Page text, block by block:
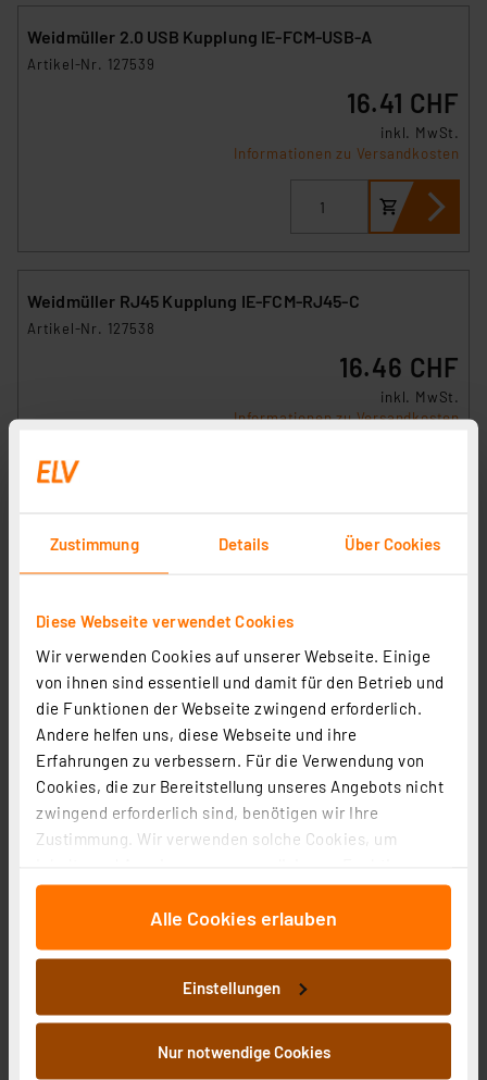
Zustimmung Details Über Cookies
Diese Webseite verwendet Cookies
Wir verwenden Cookies auf unserer Webseite. Einige
von ihnen sind essentiell und damit für den Betrieb und
die Funktionen der Webseite zwingend erforderlich.
Andere helfen uns, diese Webseite und ihre
Erfahrungen zu verbessern. Für die Verwendung von
Cookies, die zur Bereitstellung unseres Angebots nicht
zwingend erforderlich sind, benötigen wir Ihre
Zustimmung. Wir verwenden solche Cookies, um
für soziale Medien anbieten zu können und die Zugriffe
auf unsere Website zu analysieren. Außerdem geben
wir Informationen zu Ihrer Verwendung unserer Website
an unsere Partner für soziale Medien, Werbung und
Analysen weiter. Unsere Partner führen diese
Informationen möglicherweise mit weiteren Daten
zusammen, die Sie ihnen bereitgestellt haben oder die
sie im Rahmen Ihrer Nutzung der Dienste gesammelt
Alle Cookies erlauben
Einstellungen
Nur notwendige Cookies
Weidmüller 2.0 USB Kupplung IE-FCM-USB-A
Artikel-Nr. 127539
16.41 CHF
inkl. MwSt.
Informationen zu Versandkosten
Weidmüller RJ45 Kupplung IE-FCM-RJ45-C
Artikel-Nr. 127538
16.46 CHF
inkl. MwSt.
Informationen zu Versandkosten
Delock Keystone RJ45-Buchse > LSA werkzeugfrei
Cat.6 UTP, grau
Artikel-Nr. 117096
3.82 CHF
inkl. MwSt.